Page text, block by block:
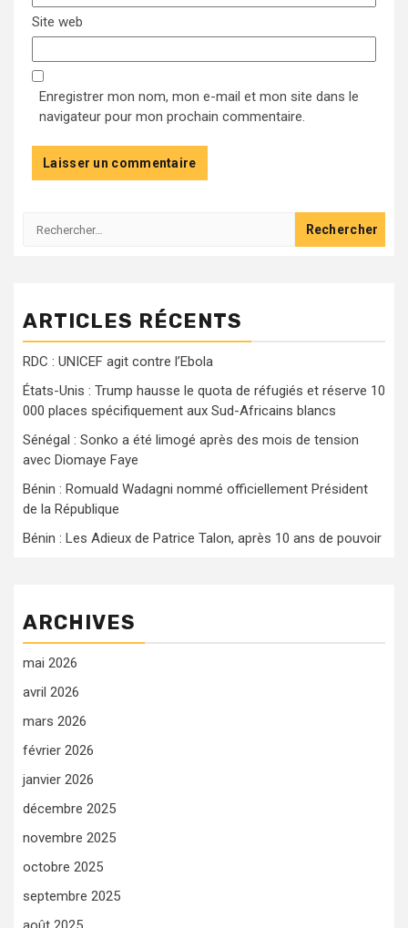
Site web
Enregistrer mon nom, mon e-mail et mon site dans le
navigateur pour mon prochain commentaire.
Rechercher :
ARTICLES RÉCENTS
RDC : UNICEF agit contre l’Ebola
États-Unis : Trump hausse le quota de réfugiés et réserve 10
000 places spécifiquement aux Sud-Africains blancs
Sénégal : Sonko a été limogé après des mois de tension
avec Diomaye Faye
Bénin : Romuald Wadagni nommé officiellement Président
de la République
Bénin : Les Adieux de Patrice Talon, après 10 ans de pouvoir
ARCHIVES
mai 2026
avril 2026
mars 2026
février 2026
janvier 2026
décembre 2025
novembre 2025
octobre 2025
septembre 2025